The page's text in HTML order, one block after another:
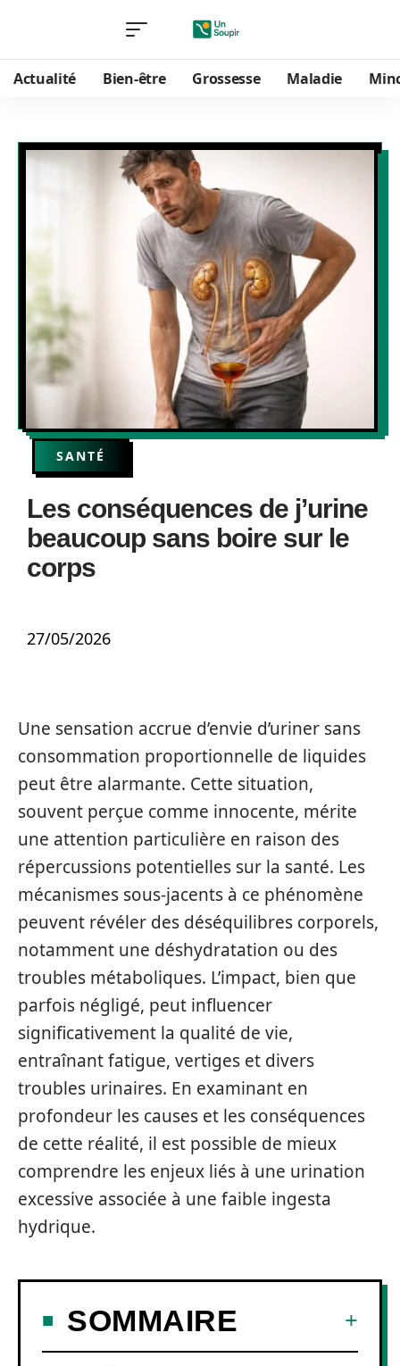
Actualité Bien-être Grossesse Maladie
SANTÉ
Les conséquences de j’urine
beaucoup sans boire sur le
corps
27/05/2026
Une sensation accrue d’envie d’uriner sans
consommation proportionnelle de liquides
peut être alarmante. Cette situation,
souvent perçue comme innocente, mérite
une attention particulière en raison des
répercussions potentielles sur la santé. Les
mécanismes sous-jacents à ce phénomène
peuvent révéler des déséquilibres corporels,
notamment une déshydratation ou des
troubles métaboliques. L’impact, bien que
parfois négligé, peut influencer
significativement la qualité de vie,
entraînant fatigue, vertiges et divers
troubles urinaires. En examinant en
profondeur les causes et les conséquences
de cette réalité, il est possible de mieux
comprendre les enjeux liés à une urination
excessive associée à une faible ingesta
hydrique.
SOMMAIRE